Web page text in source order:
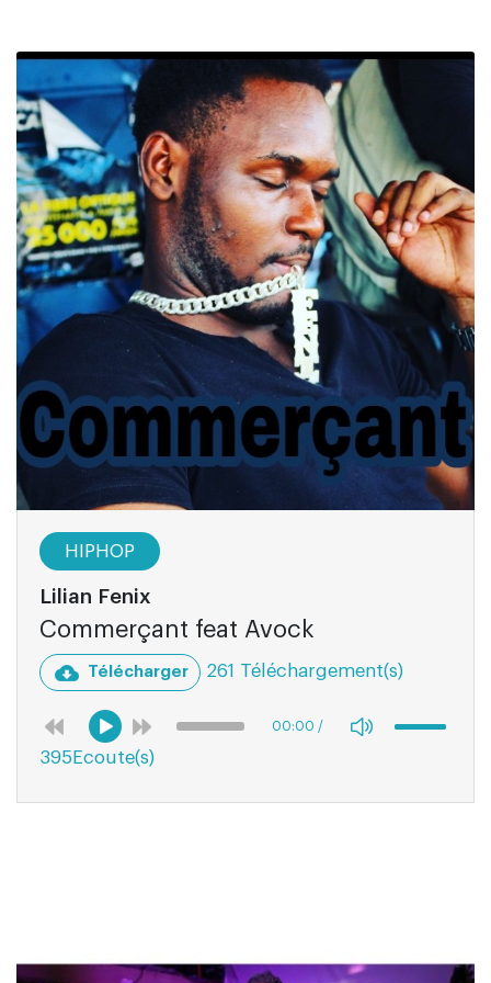
HIPHOP
Lilian Fenix
Commerçant feat Avock
Télécharger 261 Téléchargement(s)
00:00 /
395Ecoute(s)